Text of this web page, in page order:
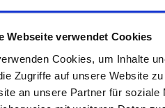
Webseite verwendet Cookies
Cookies, um Inhalte
Zugriffe auf unsere Website
an unsere Partner für soziale
starkes Design-
mehr Grip für noch
nassem Gras,
optimale